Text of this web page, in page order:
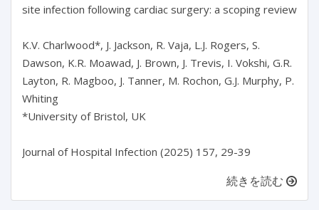
site infection following cardiac surgery: a scoping review
K.V. Charlwood*, J. Jackson, R. Vaja, L.J. Rogers, S.
Dawson, K.R. Moawad, J. Brown, J. Trevis, I. Vokshi, G.R.
Layton, R. Magboo, J. Tanner, M. Rochon, G.J. Murphy, P.
Whiting
*University of Bristol, UK
続きを読む